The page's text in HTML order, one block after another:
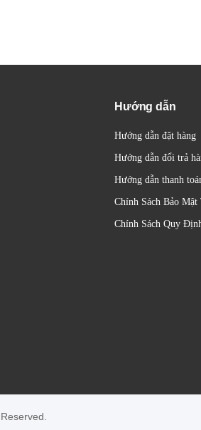
Hướng dẫn
Hướng dẫn đặt hàng
Hướng dẫn đổi trả
Hướng dẫn thanh
Chính Sách Bảo
Chính Sách Quy